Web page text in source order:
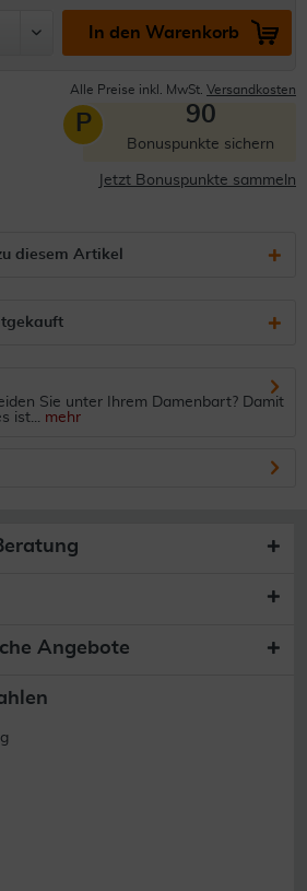
In den Warenkorb
Alle Preise inkl. MwSt. Versandkosten
P 90
Bonuspunkte sichern
Jetzt Bonuspunkte sammeln
diesem Artikel
Sie unter Ihrem Damenbart? Damit
ist... mehr
Angebote